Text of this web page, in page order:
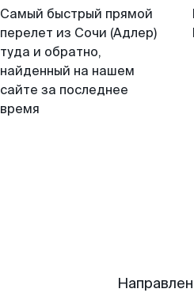
Самый быстрый прямой
перелет из Сочи (Адлер)
туда и обратно,
найденный на нашем
сайте за последнее
время